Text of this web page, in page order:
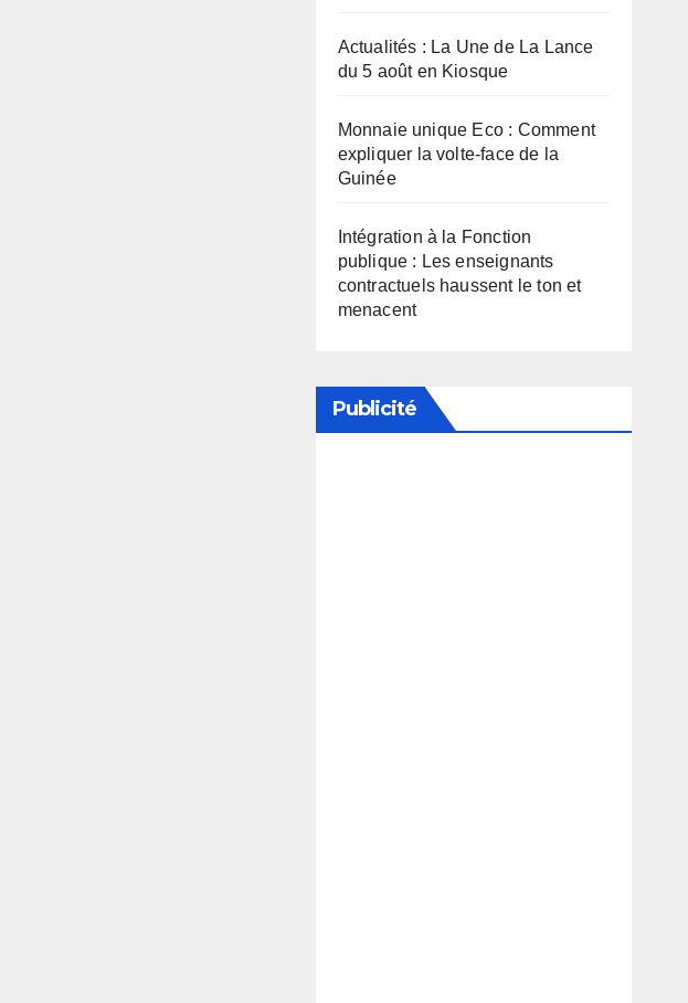
Actualités : La Une de La Lance
du 5 août en Kiosque
Monnaie unique Eco : Comment
expliquer la volte-face de la
Guinée
Intégration à la Fonction
publique : Les enseignants
contractuels haussent le ton et
menacent
Publicité